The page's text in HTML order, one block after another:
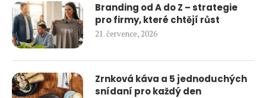
Branding od A do Z – strategie
pro firmy, které chtějí růst
21. července, 2026
Zrnková káva a 5 jednoduchých
snídaní pro každý den